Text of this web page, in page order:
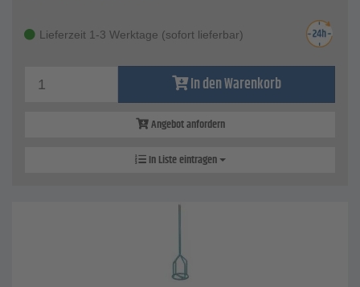
Lieferzeit 1-3 Werktage (sofort lieferbar)
In den Warenkorb
Angebot anfordern
In Liste eintragen